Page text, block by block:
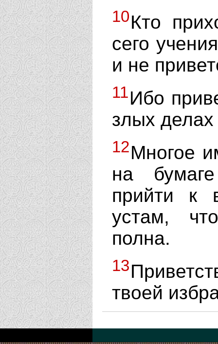
10Кто
сего
и не
11Ибо
злых делах
12Многое
на
прийти к
устам,
полна.
13
твоей